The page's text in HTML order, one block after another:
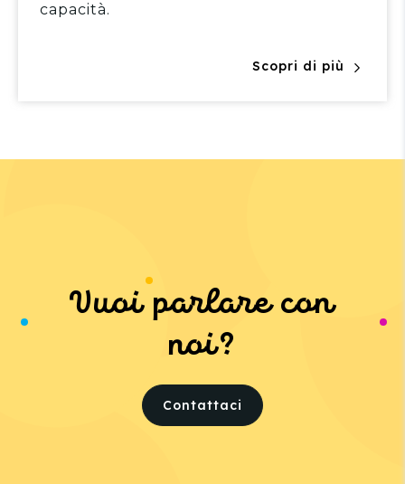
capacità.
Scopri di più
Vuoi parlare con
noi?
Contattaci